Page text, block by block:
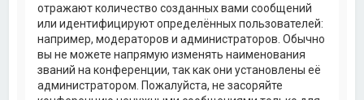
отражают количество созданных вами сообщений
или идентифицируют определённых пользователей:
например, модераторов и администраторов. Обычно
вы не можете напрямую изменять наименования
званий на конференции, так как они установлены её
администратором. Пожалуйста, не засоряйте